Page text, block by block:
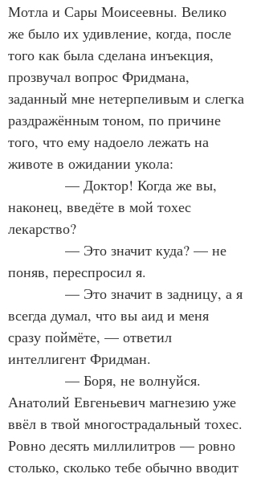
Мотла и Сары Моисеевны. Велико
же было их удивление, когда, после
того как была сделана инъекция,
прозвучал вопрос Фридмана,
заданный мне нетерпеливым и слегка
раздражённым тоном, по причине
того, что ему надоело лежать на
животе в ожидании укола:
— Доктор! Когда же вы,
наконец, введёте в мой тохес
лекарство?
— Это значит куда? — не
поняв, переспросил я.
— Это значит в задницу, а я
всегда думал, что вы аид и меня
сразу поймёте, — ответил
интеллигент Фридман.
— Боря, не волнуйся.
Анатолий Евгеньевич магнезию уже
ввёл в твой многострадальный тохес.
Ровно десять миллилитров — ровно
столько, сколько тебе обычно вводит